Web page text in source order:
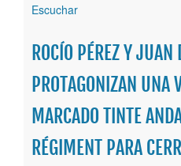
Actividades
Publicaciones
Escuchar
ROCÍO PÉREZ Y
PROTAGONIZAN UNA
MARCADO TINTE
RÉGIMENT PARA